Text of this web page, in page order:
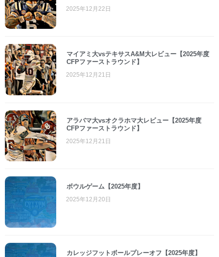
2025年12月22日
マイアミ大vsテキサスA&M大レビュー【2025年度
CFPファーストラウンド】
2025年12月21日
アラバマ大vsオクラホマ大レビュー【2025年度
CFPファーストラウンド】
2025年12月21日
ボウルゲーム【2025年度】
2025年12月20日
カレッジフットボールプレーオフ【2025年度】